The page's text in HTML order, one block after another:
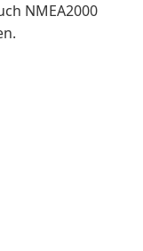
NMEA2000